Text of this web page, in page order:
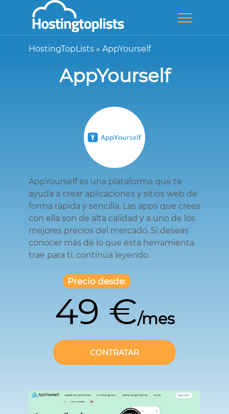
HostingTopLists » AppYourself
AppYourself
AppYourself es una plataforma que te
ayuda a crear aplicaciones y sitios web de
forma rápida y sencilla. Las apps que crees
con ella son de alta calidad y a uno de los
mejores precios del mercado. Si deseas
conocer más de lo que esta herramienta
trae para ti, continúa leyendo.
Precio desde:
49 €/mes
CONTRATAR